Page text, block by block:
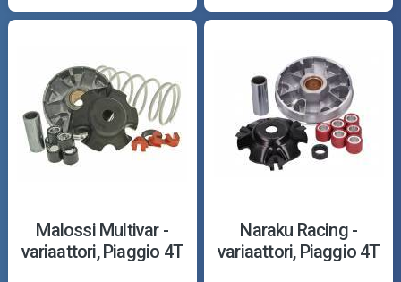
Malossi Multivar -
variaattori, Piaggio 4T
Naraku Racing -
variaattori, Piaggio 4T